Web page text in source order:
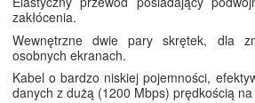
zakłócenia.
Wewnętrzne dwie pary skrętek, dla
osobnych ekranach.
Kabel o bardzo niskiej pojemności,
danych z dużą (1200 Mbps) prędkością na